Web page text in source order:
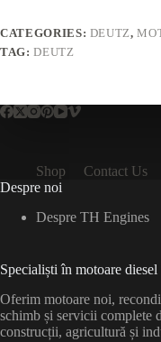
CATEGORIES: DEUTZ,
TAG:DEUTZ
Shop Contact Us
Despre noi
Despre TH Engines
Specialiști în motoare
Oferim motoare noi,
schimb și servicii complete
construcții, agricultură și